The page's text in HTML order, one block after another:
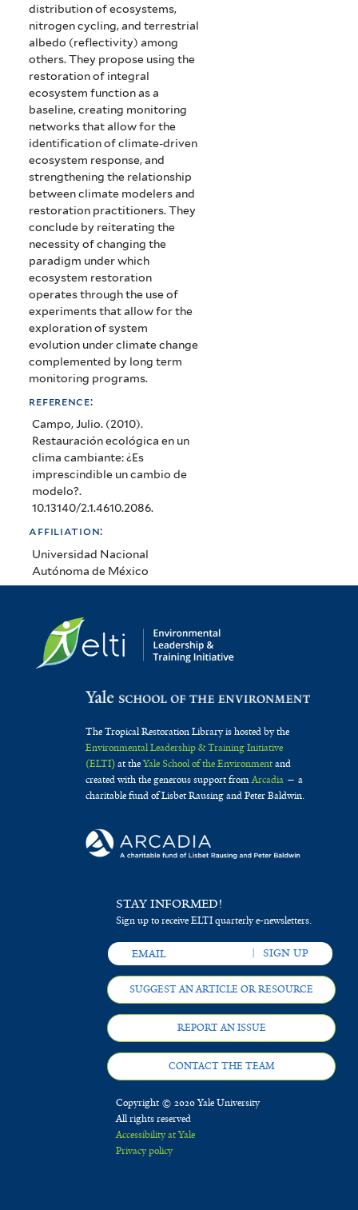
distribution of ecosystems,
nitrogen cycling, and terrestrial
albedo (reflectivity) among
others. They propose using the
restoration of integral
ecosystem function as a
baseline, creating monitoring
networks that allow for the
identification of climate-driven
ecosystem response, and
strengthening the relationship
between climate modelers and
restoration practitioners. They
conclude by reiterating the
necessity of changing the
paradigm under which
ecosystem restoration
operates through the use of
experiments that allow for the
exploration of system
evolution under climate change
complemented by long term
monitoring programs.
reference:
Campo, Julio. (2010).
Restauración ecológica en un
clima cambiante: ¿Es
imprescindible un cambio de
modelo?.
10.13140/2.1.4610.2086.
affiliation:
Universidad Nacional
Autónoma de México
The Tropical Restoration Library is hosted by the
Environmental Leadership & Training Initiative
(ELTI)at theYale School of the Environmentand
created with the generous support fromArcadia— a
charitable fund of Lisbet Rausing and Peter Baldwin.
STAY INFORMED!
Sign up to receive ELTI quarterly e-newsletters.
SUGGEST AN ARTICLE OR RESOURCE
REPORT AN ISSUE
CONTACT THE TEAM
Copyright © 2020 Yale University
All rights reserved
Accessibility at Yale
Privacy policy